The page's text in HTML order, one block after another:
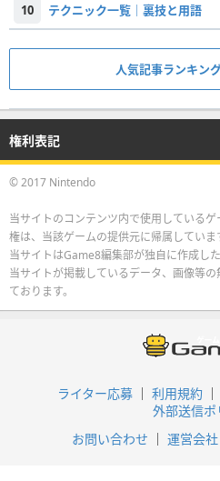
10 テクニック一覧｜裏技と用語
人気記事ランキン
権利表記
© 2017 Nintendo
当サイトのコンテンツ内で使用している
権は、当該ゲームの提供元に帰属していま
当サイトはGame8編集部が独自に作成し
当サイトが掲載しているデータ、画像等
ております。
ライター応募 利用規約
外部送信ポ
お問い合わせ
運営会社